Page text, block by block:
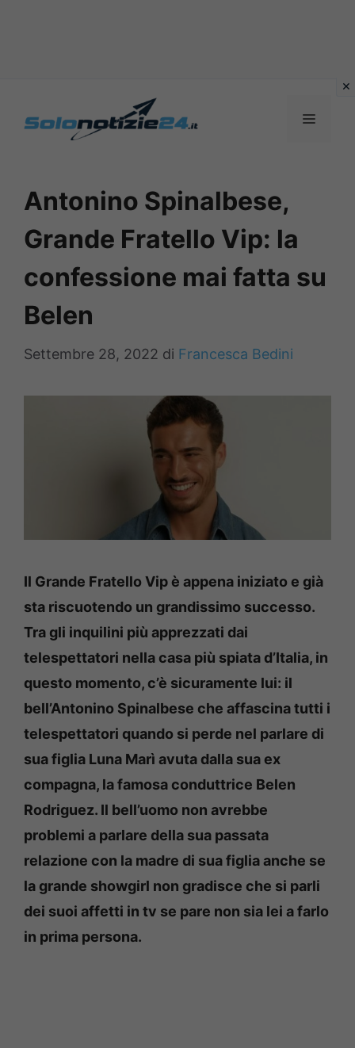
MENU
Antonino Spinalbese,
Grande Fratello Vip: la
confessione mai fatta su
Belen
Settembre 28, 2022 di Francesca Bedini
Il Grande Fratello Vip è appena iniziato e già
sta riscuotendo un grandissimo successo.
Tra gli inquilini più apprezzati dai
telespettatori nella casa più spiata d’Italia, in
questo momento, c’è sicuramente lui: il
bell’Antonino Spinalbese che affascina tutti i
telespettatori quando si perde nel parlare di
sua figlia Luna Marì avuta dalla sua ex
compagna, la famosa conduttrice Belen
Rodriguez. Il bell’uomo non avrebbe
problemi a parlare della sua passata
relazione con la madre di sua figlia anche se
la grande showgirl non gradisce che si parli
dei suoi affetti in tv se pare non sia lei a farlo
in prima persona.